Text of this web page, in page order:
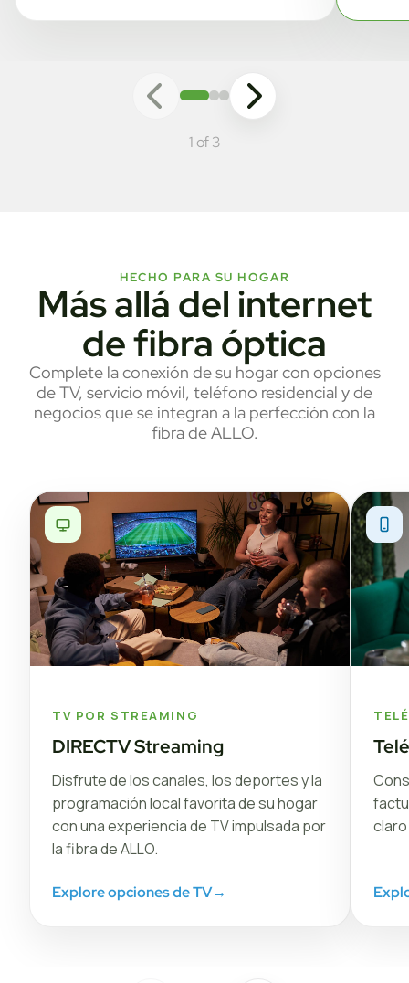
1 of 3
HECHO PARA SU HOGAR
Más allá del internet
de fibra óptica
Complete la conexión de su hogar con opciones
de TV, servicio móvil, teléfono residencial y de
negocios que se integran a la perfección con la
fibra de ALLO.
TV POR STREAMING
DIRECTV Streaming
Disfrute de los canales, los deportes y la
programación local favorita de su hogar
con una experiencia de TV impulsada por
la fibra de ALLO.
Explore opciones de TV→
claro